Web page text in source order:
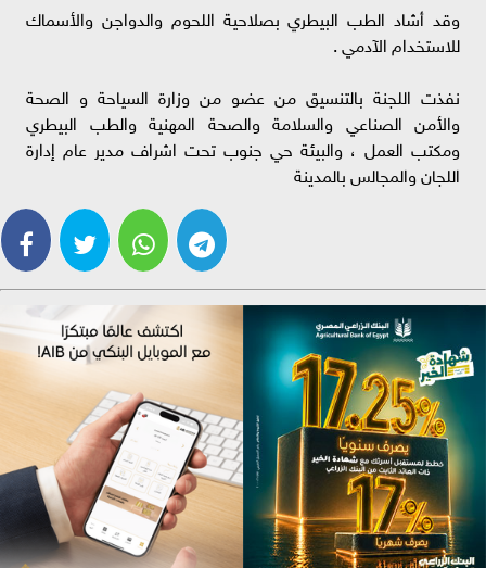
وقد أشاد الطب البيطري بصلاحية اللحوم والدواجن والأسماك
للاستخدام الآدمي .
نفذت اللجنة بالتنسيق من عضو من وزارة السياحة و الصحة
والأمن الصناعي والسلامة والصحة المهنية والطب البيطري
ومكتب العمل ، والبيئة حي جنوب تحت اشراف مدير عام إدارة
اللجان والمجالس بالمدينة